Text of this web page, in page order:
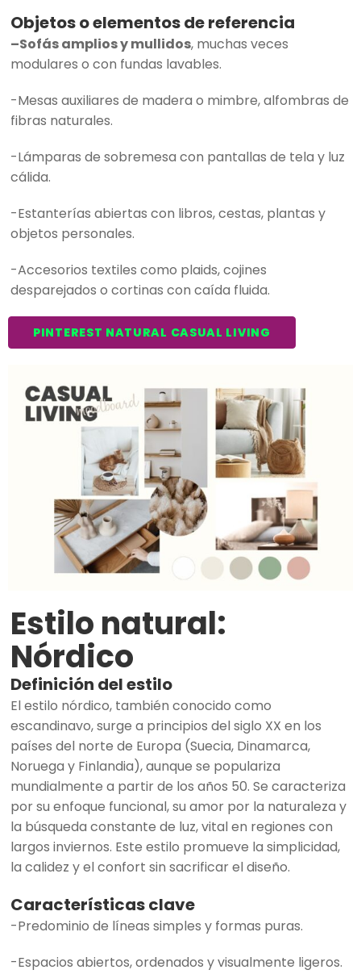
Objetos o elementos de referencia
–Sofás amplios y mullidos, muchas veces
modulares o con fundas lavables.
-Mesas auxiliares de madera o mimbre, alfombras de
fibras naturales.
-Lámparas de sobremesa con pantallas de tela y luz
cálida.
-Estanterías abiertas con libros, cestas, plantas y
objetos personales.
-Accesorios textiles como plaids, cojines
desparejados o cortinas con caída fluida.
PINTEREST NATURAL CASUAL LIVING
Estilo natural:
Nórdico
Definición del estilo
El estilo nórdico, también conocido como
escandinavo, surge a principios del siglo XX en los
países del norte de Europa (Suecia, Dinamarca,
Noruega y Finlandia), aunque se populariza
mundialmente a partir de los años 50. Se caracteriza
por su enfoque funcional, su amor por la naturaleza y
la búsqueda constante de luz, vital en regiones con
largos inviernos. Este estilo promueve la simplicidad,
la calidez y el confort sin sacrificar el diseño.
Características clave
-Predominio de líneas simples y formas puras.
-Espacios abiertos, ordenados y visualmente ligeros.